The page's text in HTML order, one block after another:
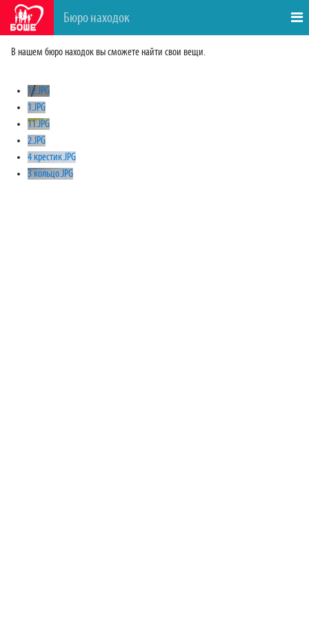
Бюро находок
В нашем бюро находок вы сможете найти свои вещи.
12.JPG
1.JPG
11.JPG
2.JPG
4 крестик.JPG
3 кольцо.JPG